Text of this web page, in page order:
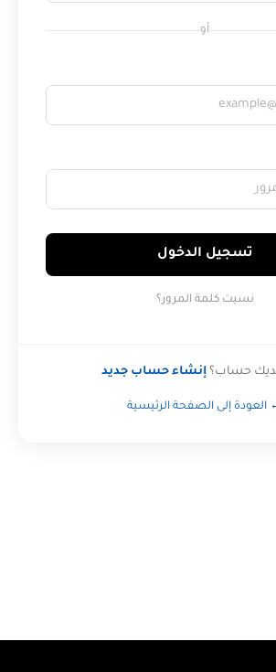
أو
تسجيل الدخول
نسيت كلمة المرور؟
حساب؟إنشاء حساب جديد
العودة إلى الصفحة الرئيسية